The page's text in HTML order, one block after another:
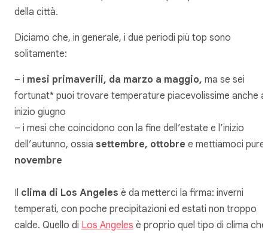
della città.
Diciamo che, in generale, i due periodi più top sono
solitamente:
– i mesi primaverili, da marzo a maggio, ma se sei
fortunat* puoi trovare temperature piacevolissime anche a
inizio giugno
– i mesi che coincidono con la fine dell’estate e l’inizio
dell’autunno, ossia settembre, ottobre e mettiamoci pure
novembre
Il clima di Los Angeles è da metterci la firma: inverni
temperati, con poche precipitazioni ed estati non troppo
calde. Quello di Los Angeles è proprio quel tipo di clima che